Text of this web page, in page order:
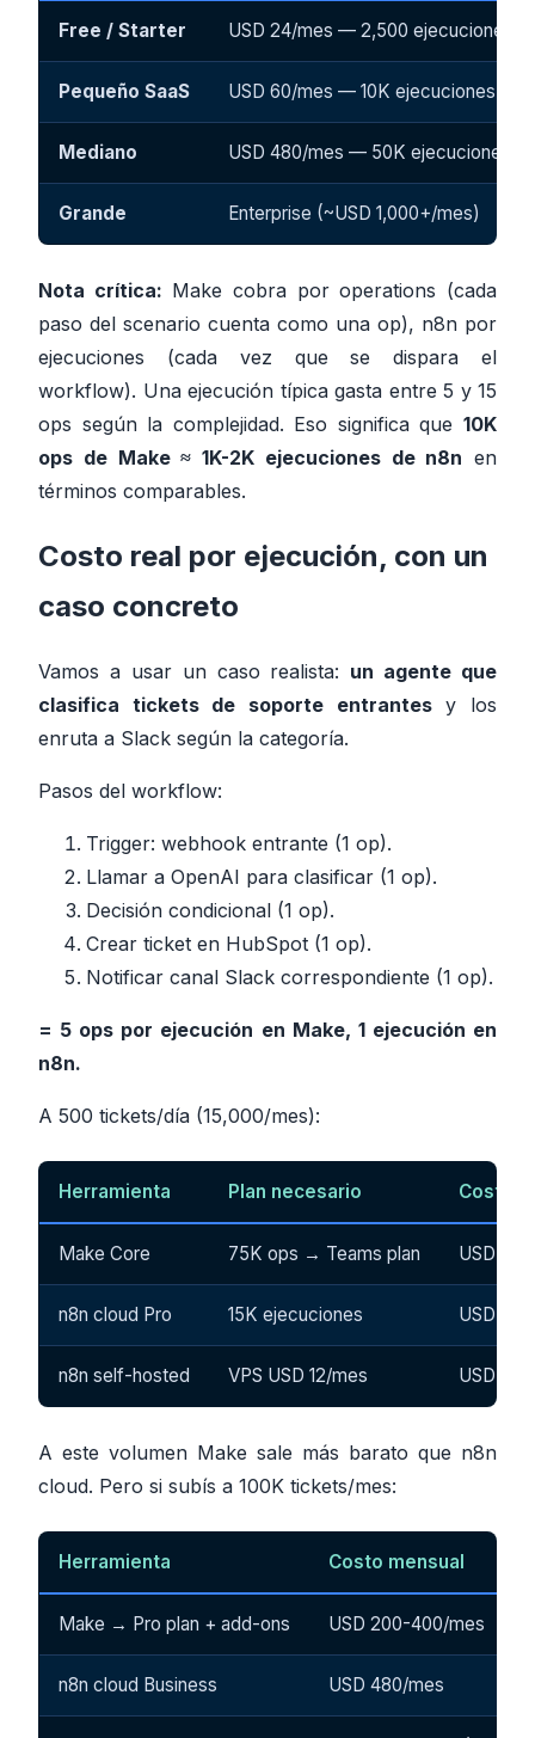
Free / Starter USD 24/mes — 2,500 ejecuciones
Pequeño SaaS USD 60/mes — 10K ejecuciones
Mediano USD 480/mes — 50K ejecuciones
Grande Enterprise (~USD 1,000+/mes)
Nota crítica: Make cobra poroperations (cada
paso del scenario cuenta como una op), n8n por
ejecuciones (cada vez que se dispara el
workflow). Una ejecución típica gasta entre 5 y 15
ops según la complejidad. Eso significa que 10K
ops de Make ≈ 1K-2K ejecuciones de n8n en
términos comparables.
Costo real por ejecución, con un
caso concreto
Vamos a usar un caso realista: un agente que
clasifica tickets de soporte entrantesy los
enruta a Slack según la categoría.
Pasos del workflow:
Trigger: webhook entrante (1 op).
Llamar a OpenAI para clasificar (1 op).
Decisión condicional (1 op).
Crear ticket en HubSpot (1 op).
Notificar canal Slack correspondiente (1 op).
= 5 ops por ejecución en Make, 1 ejecución en
n8n.
A 500 tickets/día (15,000/mes):
Herramienta Plan necesario Costo
Make Core 75K ops → Teams plan USD 29/
n8n cloud Pro 15K ejecuciones USD 60/
n8n self-hosted VPS USD 12/mes USD 12/
A este volumen Make sale más barato que n8n
cloud. Pero si subís a 100K tickets/mes:
Herramienta Costo mensual
Make → Pro plan + add-ons USD 200-400/mes
n8n cloud Business USD 480/mes